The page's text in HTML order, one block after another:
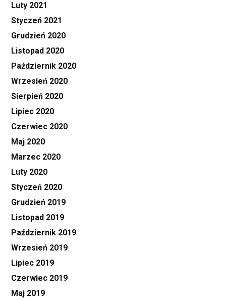
Luty 2021
Styczeń 2021
Grudzień 2020
Listopad 2020
Październik 2020
Wrzesień 2020
Sierpień 2020
Lipiec 2020
Czerwiec 2020
Maj 2020
Marzec 2020
Luty 2020
Styczeń 2020
Grudzień 2019
Listopad 2019
Październik 2019
Wrzesień 2019
Lipiec 2019
Czerwiec 2019
Maj 2019